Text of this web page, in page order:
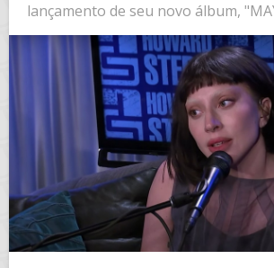
lançamento de seu novo álbum,